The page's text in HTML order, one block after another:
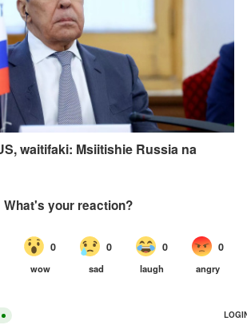
waitifaki: Msiitishie Russia na